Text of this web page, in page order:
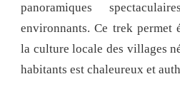
panoramiques
environnants. Ce trek permet
la culture locale des villages
habitants est chaleureux et